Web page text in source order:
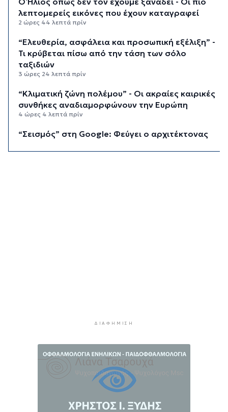
λεπτομερείς εικόνες που έχουν καταγραφεί
2 ώρες 44 λεπτά πρίν
“Ελευθερία, ασφάλεια και προσωπική εξέλιξη” -
Τι κρύβεται πίσω από την τάση των σόλο
ταξιδιών
3 ώρες 24 λεπτά πρίν
“Κλιματική ζώνη πολέμου” - Οι ακραίες καιρικές
συνθήκες αναδιαμορφώνουν την Ευρώπη
4 ώρες 4 λεπτά πρίν
“Σεισμός” στη Google: Φεύγει ο αρχιτέκτονας
Αυξήθηκαν οι Έλληνες που αποφάσισαν να
διακόψουν το κάπνισμα
7 ώρες 14 λεπτά πρίν
ΔΙΑΦΉΜΙΣΗ